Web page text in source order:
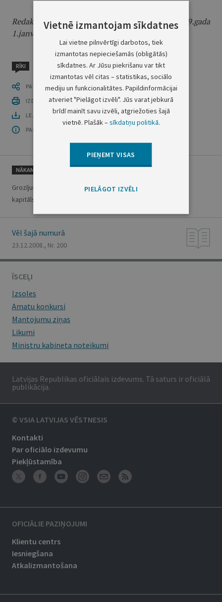
Redakcijas piebilde: likums stājas spēkā ar 2009.gada
1.janvāri.
RĪKI
PASTĀSTI CITIEM
IZDRUKĀT PUBLIKĀCIJU
LEJUPLĀDĒT LAIDIENU (PDF)
PAR OFICIĀLO IZDEVUMU
NĀKAMAIS
Grozījums likumā "Par valsts un pašvaldību kapitāla daļām un
kapitālsabiedrībām"
Vēl šajā numurā
23.12.2008., Nr. 200
ĪSCEĻI
Izsoles
Amatu konkursi
Mantojumu ziņas
Likumi
Ministru kabineta noteikumi
Latvijas Republikas oficiālais izdevums. Tā saturs ir oficiālā
publikācija.
© VSIA LATVIJAS VĒSTNESIS
Kontakti
Par oficiālo izdevumu
Piekļūstamība
OFICIĀLIE PAZIŅOJUMI
Klientu centrs
Iesniegšana
Atkalizmantošana
Vietnē izmantojam sīkdatnes
Lai vietne pilnvērtīgi darbotos, tiek
izmantotas nepieciešamās (obligātās)
sīkdatnes. Ar Jūsu piekrišanu var tikt
izmantotas vēl citas – statistikas, sociālo
mediju un funkcionalitātes. Papildinformācijai
atveriet "Pielāgot izvēli". Jūs varat jebkurā
brīdī mainīt savu izvēli, atgriežoties šajā
vietnē. Plašāk –sīkdatņu politikā.
PIEŅEMT VISAS
PIELĀGOT IZVĒLI